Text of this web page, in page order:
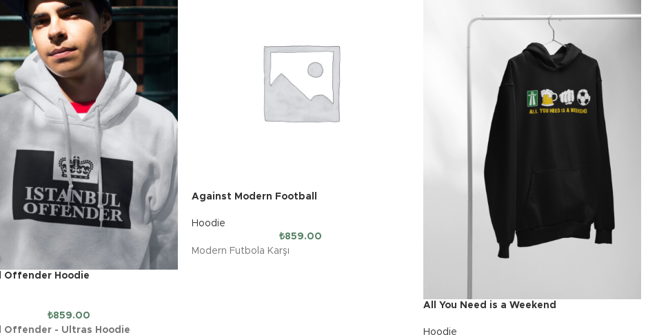
Offender Hoodie
₺859.00
Offender - Ultras Hoodie
Against Modern Football
Hoodie
₺859.00
Modern Futbola Karşı
All You Need is a Weekend
Hoodie